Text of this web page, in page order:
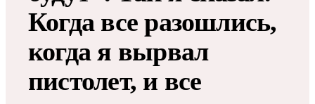
Когда все разошлись,
когда я вырвал
пистолет, и все